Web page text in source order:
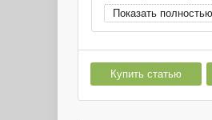
Показать полностью
Купить статью